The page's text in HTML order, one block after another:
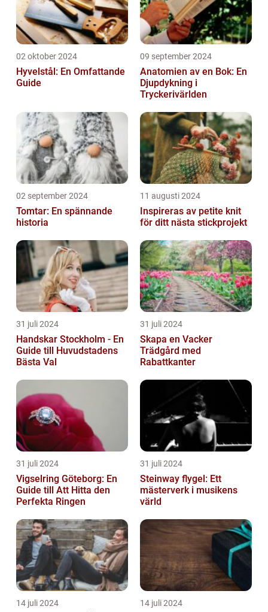
02 oktober 2024
Hyvelstål: En Omfattande
Guide
09 september 2024
Anatomien av en Bok: En
Djupdykning i
Tryckerivärlden
02 september 2024
Tomtar: En spännande
historia
11 augusti 2024
Inspireras av petite knit
för ditt nästa stickprojekt
31 juli 2024
Handskar Stockholm - En
Guide till Huvudstadens
Bästa Val
31 juli 2024
Skapa en Vacker
Trädgård med
Rabattkanter
31 juli 2024
Vigselring Göteborg: En
Guide till Att Hitta den
Perfekta Ringen
31 juli 2024
Steinway flygel: Ett
mästerverk i musikens
värld
14 juli 2024 14 juli 2024